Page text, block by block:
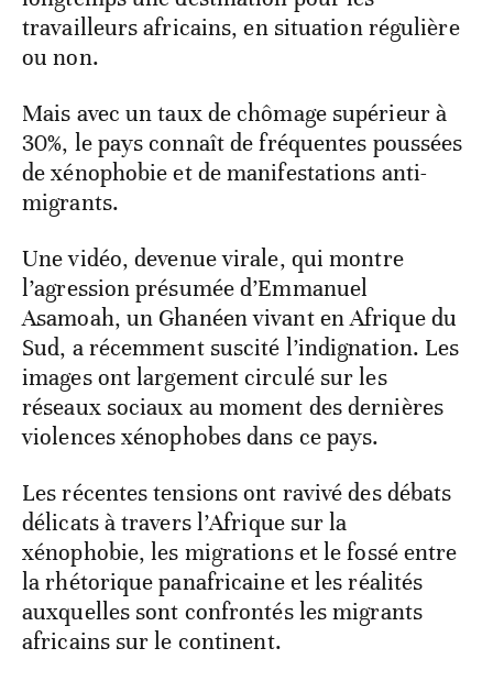
travailleurs africains, en situation régulière
ou non.
Mais avec un taux de chômage supérieur à
30%, le pays connaît de fréquentes poussées
de xénophobie et de manifestations anti-
migrants.
Une vidéo, devenue virale, qui montre
l’agression présumée d’Emmanuel
Asamoah, un Ghanéen vivant en Afrique du
Sud, a récemment suscité l’indignation. Les
images ont largement circulé sur les
réseaux sociaux au moment des dernières
violences xénophobes dans ce pays.
Les récentes tensions ont ravivé des débats
délicats à travers l’Afrique sur la
xénophobie, les migrations et le fossé entre
la rhétorique panafricaine et les réalités
auxquelles sont confrontés les migrants
africains sur le continent.